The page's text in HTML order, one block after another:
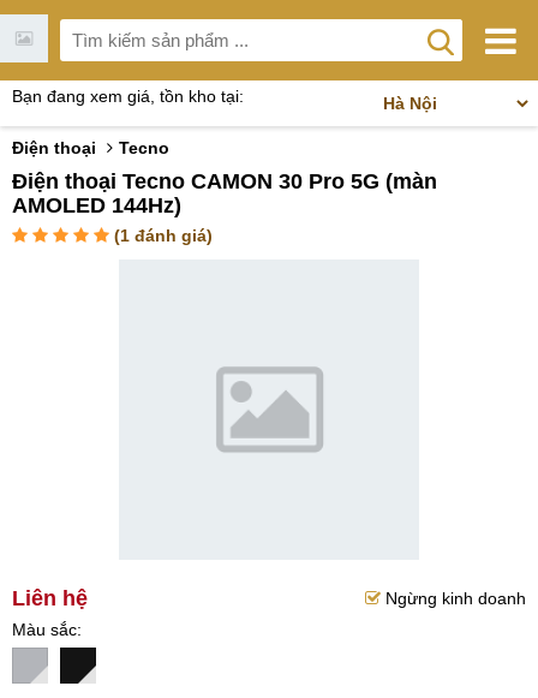
Bạn đang xem giá, tồn kho tại:
Điện thoại Tecno
Điện thoại Tecno CAMON 30 Pro 5G (màn
AMOLED 144Hz)
(1 đánh giá)
Liên hệ
Ngừng kinh doanh
Màu sắc